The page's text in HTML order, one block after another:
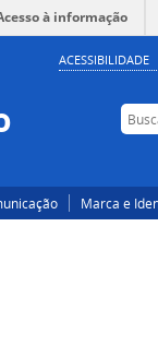
à informação
ACESSIBILIDADE
Marca e